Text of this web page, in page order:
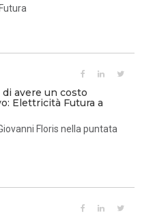
avere un costo
Elettricità Futura a
Floris nella puntata